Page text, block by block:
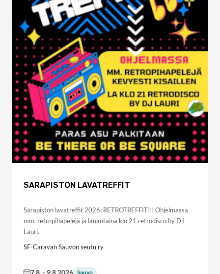
SARAPISTON LAVATREFFIT
Sarapiston lavatreffit 2026: RETROTREFFIT!!! Ohjelmassa
mm. retropihapelejä ja lauantaina klo 21 retrodisco by DJ
Lauri.
SF-Caravan Sauvon seutu ry
7.8. - 9.8.2026 Sauvo